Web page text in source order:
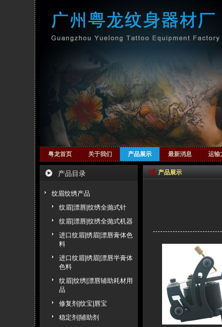
粤龙首页 关于我们 产品展示 最新消息 运输
产品目录
纹眉纹绣产品
纹眉|漂唇|纹绣全抛式针
纹眉|漂唇|纹绣全抛式机器
进口纹眉|绣眉|漂唇膏体色
料
进口纹眉|绣眉|漂唇半膏体
色料
纹眉|纹绣|漂唇辅助耗材用
品
修复剂|纹宝|唇宝
稳定剂|辅助剂
产品展示